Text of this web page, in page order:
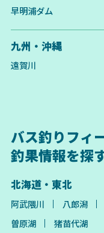
早明浦ダム
九州・沖縄
遠賀川
バス釣りフィ
釣果情報を探
北海道・東北
阿武隈川 八郎潟
曽原湖
猪苗代湖